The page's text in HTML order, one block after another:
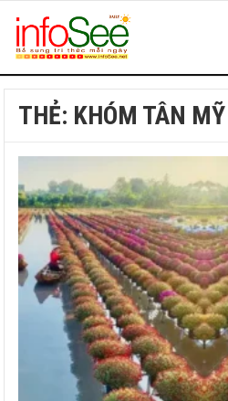
THẺ: KHÓM TÂN MỸ